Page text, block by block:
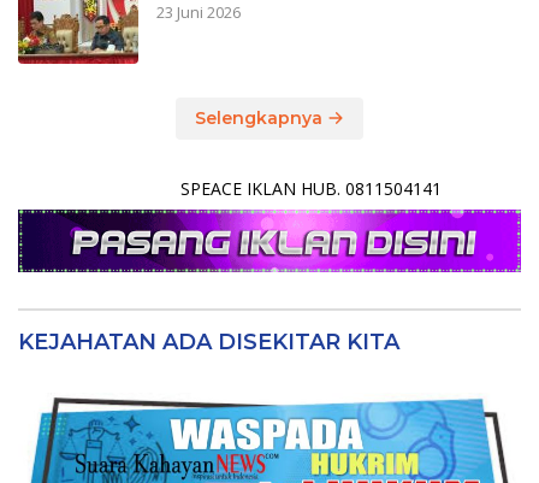
23 Juni 2026
Selengkapnya
SPEACE IKLAN HUB. 0811504141
KEJAHATAN ADA DISEKITAR KITA